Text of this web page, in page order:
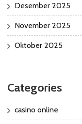
Desember 2025
November 2025
Oktober 2025
Categories
casino online